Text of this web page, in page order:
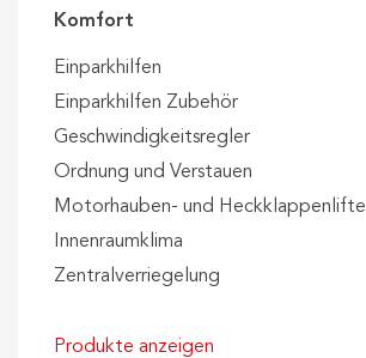
Komfort
Einparkhilfen
Einparkhilfen Zubehör
Geschwindigkeitsregler
Ordnung und Verstauen
Motorhauben- und Heckklappenlifte
Innenraumklima
Zentralverriegelung
Produkte anzeigen